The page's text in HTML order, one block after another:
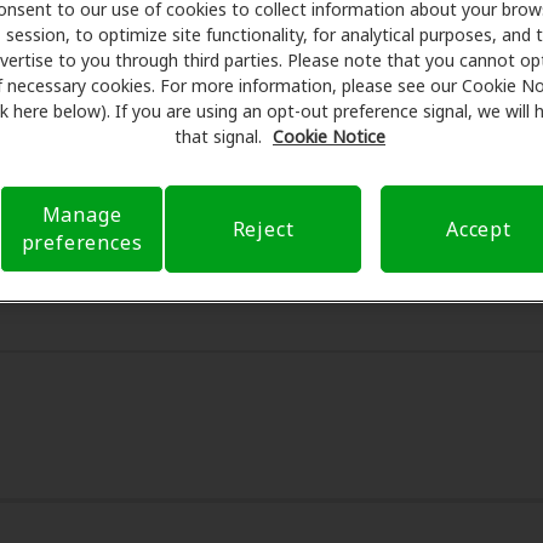
to our use of cookies to collect information about your
session, to optimize site functionality, for analytical purposes, and
to you through third parties. Please note that you cannot
necessary cookies. For more information, please see our Cookie
here below). If you are using an opt-out preference signal, we will
that signal. Cookie Notice
Manage
preferences
Reject Accept
se asocia con muchos planes de beneficios y clínicas
para ofrecer descuentos especiales en audífonos y
beneficios y programan exámenes con profesionales
al cliente. Antes de su consulta en Ainsworth Audiology
de verificar su cobertura de seguro para reducir
objetivo es hacer transparente su experiencia de
apoyo cuando tiene preguntas sobre el seguro y con
cuando están disponibles.